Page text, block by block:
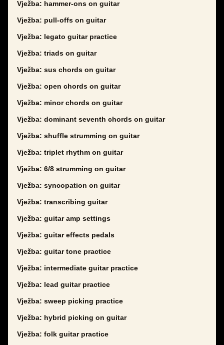
Vježba: hammer-ons on guitar
Vježba: pull-offs on guitar
Vježba: legato guitar practice
Vježba: triads on guitar
Vježba: sus chords on guitar
Vježba: open chords on guitar
Vježba: minor chords on guitar
Vježba: dominant seventh chords on guitar
Vježba: shuffle strumming on guitar
Vježba: triplet rhythm on guitar
Vježba: 6/8 strumming on guitar
Vježba: syncopation on guitar
Vježba: transcribing guitar
Vježba: guitar amp settings
Vježba: guitar effects pedals
Vježba: guitar tone practice
Vježba: intermediate guitar practice
Vježba: lead guitar practice
Vježba: sweep picking practice
Vježba: hybrid picking on guitar
Vježba: folk guitar practice